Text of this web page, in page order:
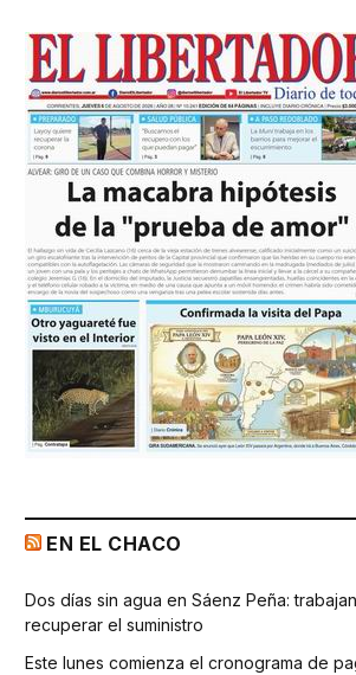
EN EL CHACO
Dos días sin agua en Sáenz Peña:
recuperar el suministro
Este lunes comienza el cronograma de